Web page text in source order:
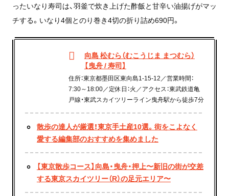
ったいなり寿司は、羽釜で炊き上げた酢飯と甘辛い油揚げがマッ
チする。いなり4個とのり巻き4切の折り詰め690円。
向島 松むら（むこうじま まつむら）
【曳舟 / 寿司】
住所：東京都墨田区東向島1-15-12／営業時間：
7:30～18:00／定休日：火／アクセス：東武鉄道亀
戸線・東武スカイツリーライン曳舟駅から徒歩7分
散歩の達人が厳選！東京手土産10選。街をこよなく
愛する編集部のおすすめを集めました
【東京散歩コース】向島・曳舟・押上〜新旧の街が交差
する東京スカイツリー（R）の足元エリア〜